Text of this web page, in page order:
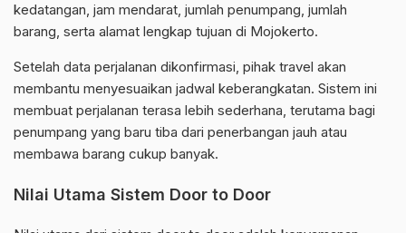
kedatangan, jam mendarat, jumlah penumpang, jumlah
barang, serta alamat lengkap tujuan di Mojokerto.
Setelah data perjalanan dikonfirmasi, pihak travel akan
membantu menyesuaikan jadwal keberangkatan. Sistem ini
membuat perjalanan terasa lebih sederhana, terutama bagi
penumpang yang baru tiba dari penerbangan jauh atau
membawa barang cukup banyak.
Nilai Utama Sistem Door to Door